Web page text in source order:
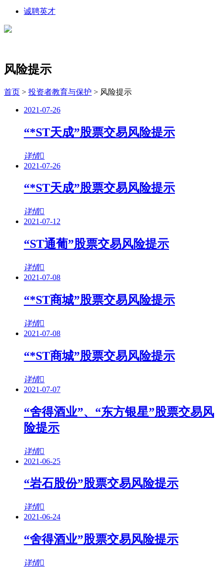
诚聘英才
风险提示
首页 > 投资者教育与保护 > 风险提示
2021-07-26
“*ST天成”股票交易风险提示
详情
2021-07-26
“*ST天成”股票交易风险提示
详情
2021-07-12
“ST通葡”股票交易风险提示
详情
2021-07-08
“*ST商城”股票交易风险提示
详情
2021-07-08
“*ST商城”股票交易风险提示
详情
2021-07-07
“舍得酒业”、“东方银星”股票交易风
险提示
详情
2021-06-25
“岩石股份”股票交易风险提示
详情
2021-06-24
“舍得酒业”股票交易风险提示
详情